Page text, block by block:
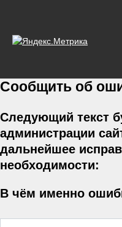
Сообщить об
Следующий текст
администрации
дальнейшее
необходимости:
В чём именно